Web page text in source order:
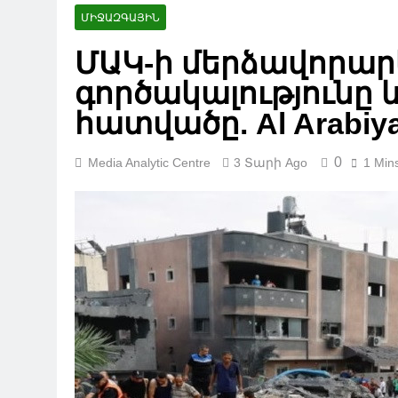
15 Ժամ Ago
դիմում
15 Ժամ Ago
ՄԻՋԱԶԳԱՅԻՆ
ՄԱԿ-ի
գործակալությունը
հատվածը. Al
Media Analytic Centre 3 Տարի Ago 0 1